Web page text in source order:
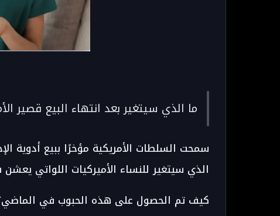
ما الذي سيتغير بعد انتهاء البيع قصير
سمحت السلطات الأمريكية مؤخرًا ببيع أدوية
الذي سيتغير للنساء الأميركيات اللواتي
كيف تم الحصول على هذه الحبوب في